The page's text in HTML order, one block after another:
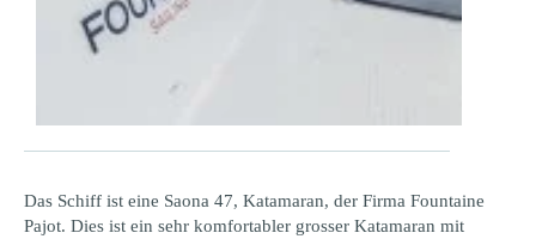
Das Schiff ist eine Saona 47, Katamaran, der Firma Fountaine
Pajot. Dies ist ein sehr komfortabler grosser Katamaran mit